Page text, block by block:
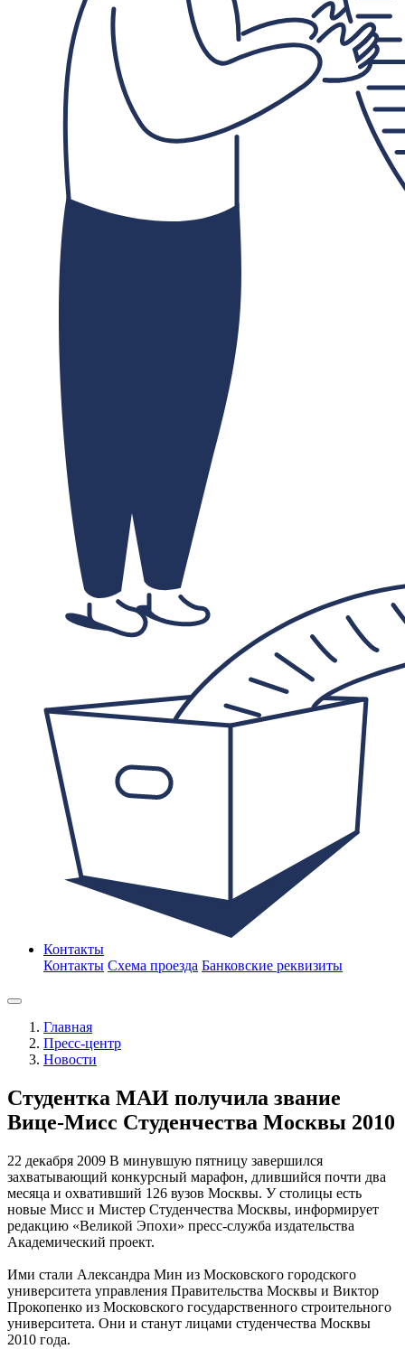
Контакты
Контакты Схема проезда Банковские реквизиты
Главная
Пресс-центр
Новости
Студентка МАИ получила звание
Вице-Мисс Студенчества Москвы 2010
22 декабря 2009 В минувшую пятницу завершился
захватывающий конкурсный марафон, длившийся почти два
месяца и охвативший 126 вузов Москвы. У столицы есть
новые Мисс и Мистер Студенчества Москвы, информирует
редакцию «Великой Эпохи» пресс-служба издательства
Академический проект.
Ими стали Александра Мин из Московского городского
университета управления Правительства Москвы и Виктор
Прокопенко из Московского государственного строительного
университета. Они и станут лицами студенчества Москвы
2010 года.